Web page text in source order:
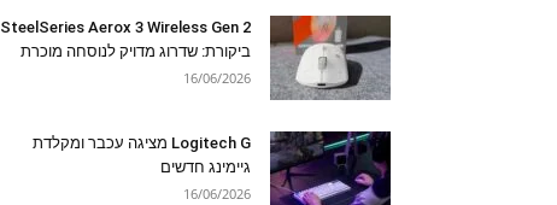
SteelSeries Aerox 3 Wireless Gen 2
ביקורת: שדרוג מדויק לנוסחה מוכרת
16/06/2026
Logitech G מציגה עכבר ומקלדת
גיימינג חדשים
16/06/2026